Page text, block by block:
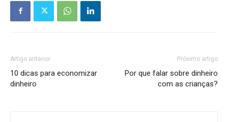
Artigo anterior
10 dicas para economizar
dinheiro
Próximo artigo
Por que falar sobre dinheiro
com as crianças?